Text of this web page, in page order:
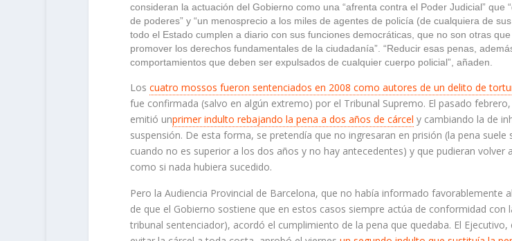
consideran la actuación del Gobierno como una “afrenta contra el Poder Judicial” que
de poderes” y “un menosprecio a los miles de agentes de policía (de cualquiera de
todo el Estado cumplen a diario con sus funciones democráticas, que no son otras
promover los derechos fundamentales de la ciudadanía”. “Reducir esas penas,
comportamientos que deben ser expulsados de cualquier cuerpo policial”, añaden.
Los cuatro mossos fueron sentenciados en 2008 como autores de un delito de
fue confirmada (salvo en algún extremo) por el Tribunal Supremo. El pasado
emitió unprimer indulto rebajando la pena a dos años de cárcel y cambiando la de
suspensión. De esta forma, se pretendía que no ingresaran en prisión (la pena suele
cuando no es superior a los dos años y no hay antecedentes) y que pudieran volver
como si nada hubiera sucedido.
Pero la Audiencia Provincial de Barcelona, que no había informado favorablemente
de que el Gobierno sostiene que en estos casos siempre actúa de conformidad con
tribunal sentenciador), acordó el cumplimiento de la pena que quedaba. El Ejecutivo,